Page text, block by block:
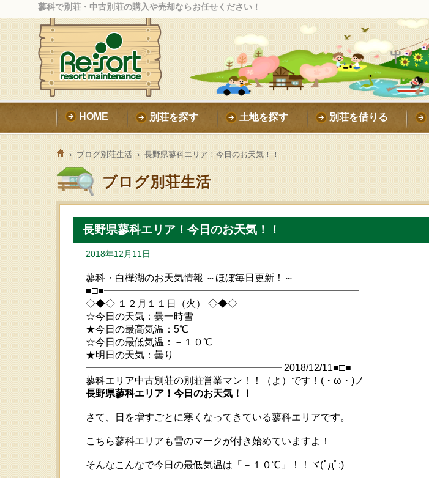
蓼科で別荘・中古別荘の購入や売却ならお任せください！
HOME 別荘を探す 土地を探す 別荘を借りる
›ブログ別荘生活› 長野県蓼科エリア！今日のお天気！！
ブログ別荘生活
長野県蓼科エリア！今日のお天気！！
2018年12月11日
蓼科・白樺湖のお天気情報 ～ほぼ毎日更新！～
■□■━━━━━━━━━━━━━━━━━━━━━━━━━━
◇◆◇ １２月１１日（火） ◇◆◇
☆今日の天気：曇一時雪
★今日の最高気温：5℃
☆今日の最低気温：－１０℃
★明日の天気：曇り
━━━━━━━━━━━━━━━━━━━━ 2018/12/11■□■
蓼科エリア中古別荘の別荘営業マン！！（よ）です！(・ω・)ノ
長野県蓼科エリア！今日のお天気！！
さて、日を増すごとに寒くなってきている蓼科エリアです。
こちら蓼科エリアも雪のマークが付き始めていますよ！
そんなこんなで今日の最低気温は「－１０℃」！！ヾ(ﾟдﾟ;)